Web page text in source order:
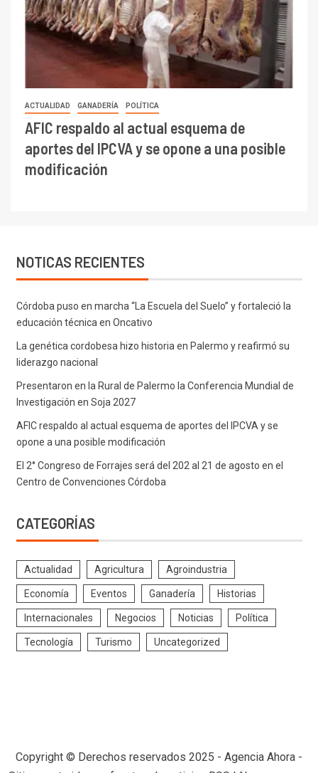
ACTUALIDAD GANADERÍA POLÍTICA
AFIC respaldo al actual esquema de
aportes del IPCVA y se opone a una posible
modificación
NOTICAS RECIENTES
Córdoba puso en marcha “La Escuela del Suelo” y fortaleció la
educación técnica en Oncativo
La genética cordobesa hizo historia en Palermo y reafirmó su
liderazgo nacional
Presentaron en la Rural de Palermo la Conferencia Mundial de
Investigación en Soja 2027
AFIC respaldo al actual esquema de aportes del IPCVA y se
opone a una posible modificación
El 2° Congreso de Forrajes será del 202 al 21 de agosto en el
Centro de Convenciones Córdoba
CATEGORÍAS
Actualidad Agricultura Agroindustria
Economía Eventos Ganadería Historias
Internacionales Negocios Noticias Política
Tecnología Turismo Uncategorized
Copyright © Derechos reservados 2025 - Agencia Ahora -